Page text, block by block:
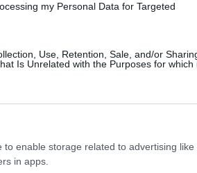
my Personal Data for Targeted
Use, Retention, Sale, and/or
Is Unrelated with the Purposes for which
to enable storage related to advertising like
in apps.
molto spesso si strumentalizzano e
anzi no una sola.